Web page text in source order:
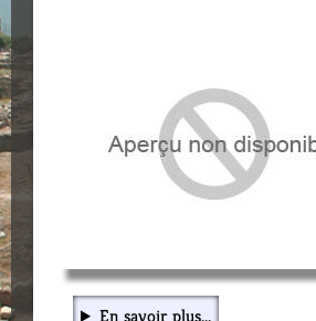
En savoir plus...